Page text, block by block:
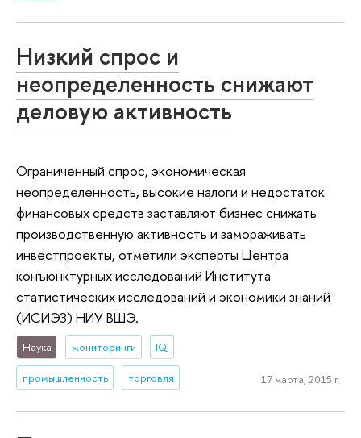
Низкий спрос и
неопределенность снижают
деловую активность
Ограниченный спрос, экономическая
неопределенность, высокие налоги и недостаток
финансовых средств заставляют бизнес снижать
производственную активность и замораживать
инвестпроекты, отметили эксперты Центра
конъюнктурных исследований Института
статистических исследований и экономики знаний
(ИСИЭЗ) НИУ ВШЭ.
Наука мониторинги IQ
промышленность торговля 17 марта, 2015 г.